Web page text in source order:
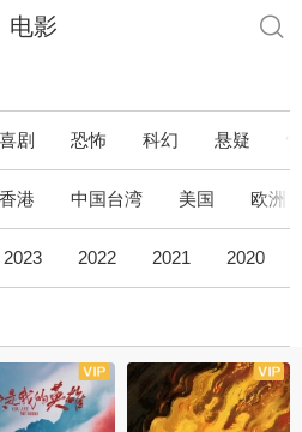
电影
喜剧 恐怖 科幻 悬疑
港 中国台湾 美国 欧洲
2023 2022 2021 2020